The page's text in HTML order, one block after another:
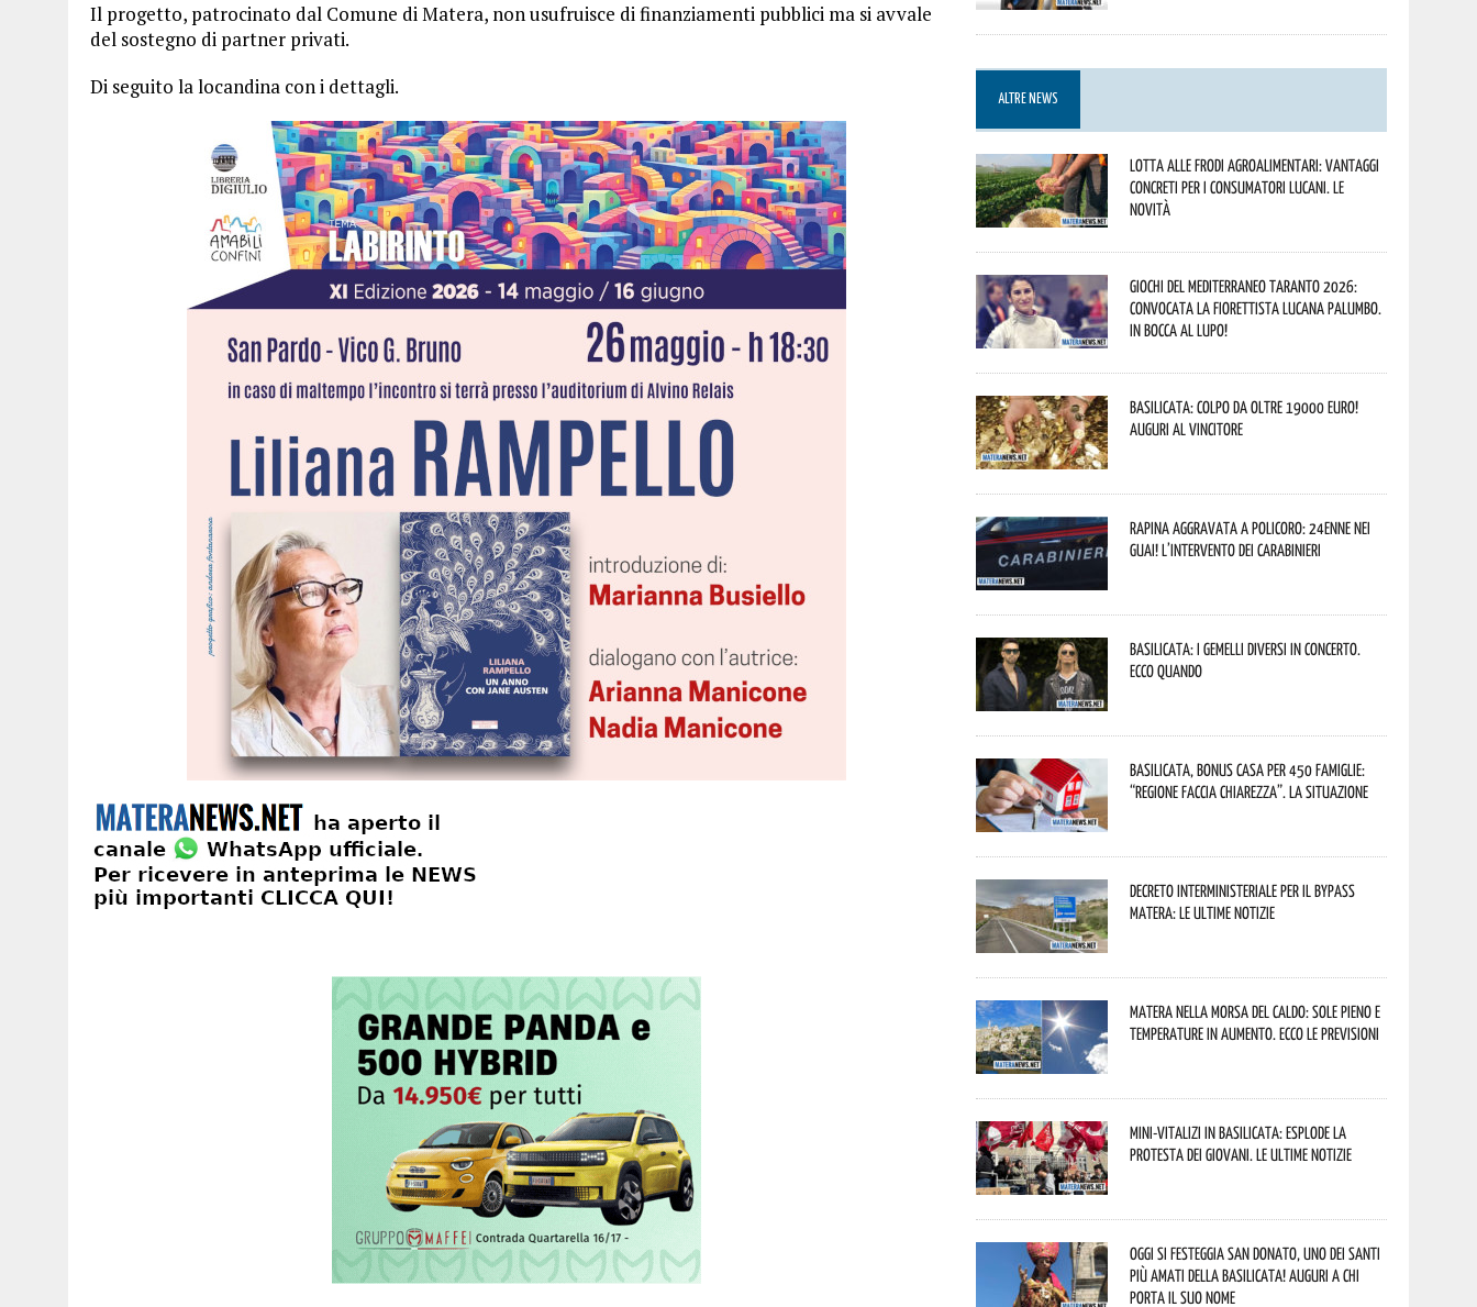
Il progetto, patrocinato dal Comune di Matera, non usufruisce di finanziamenti pubblici ma si avvale
del sostegno di partner privati.
Di seguito la locandina con i dettagli.
ALTRE NEWS
Lotta alle frodi agroalimentari: vantaggi
concreti per i consumatori lucani. Le
novità
Giochi del Mediterraneo Taranto 2026:
convocata la fiorettista lucana Palumbo.
In bocca al lupo!
Basilicata: colpo da oltre 19000 Euro!
Auguri al vincitore
Rapina aggravata a Policoro: 24enne nei
guai! L’intervento dei Carabinieri
Basilicata: i Gemelli DiVersi in concerto.
Ecco quando
Basilicata, Bonus casa per 450 famiglie:
“Regione faccia chiarezza”. La situazione
Decreto interministeriale per il Bypass
Matera: le ultime notizie
Matera nella morsa del caldo: sole pieno e
temperature in aumento. Ecco le previsioni
Mini-vitalizi in Basilicata: esplode la
protesta dei giovani. Le ultime notizie
Oggi si festeggia San Donato, uno dei Santi
più amati della Basilicata! Auguri a chi
porta il suo nome